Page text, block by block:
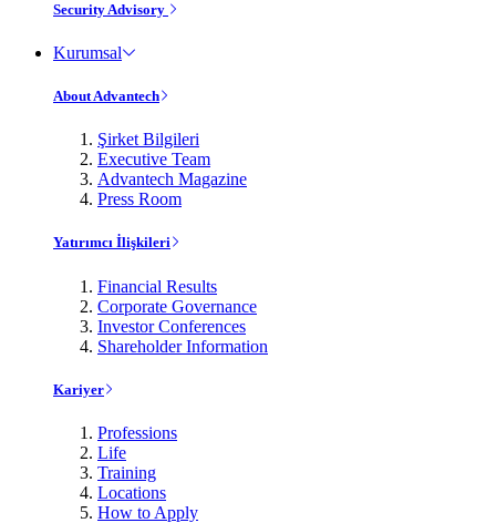
Security Advisory
Kurumsal
About Advantech
Şirket Bilgileri
Executive Team
Advantech Magazine
Press Room
Yatırımcı İlişkileri
Financial Results
Corporate Governance
Investor Conferences
Shareholder Information
Kariyer
Professions
Life
Training
Locations
How to Apply